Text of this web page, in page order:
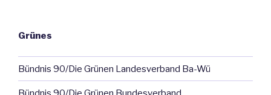
Grünes
Bündnis 90/Die Grünen Landesverband Ba-Wü